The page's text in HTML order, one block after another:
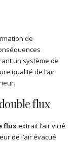
de
un système de
qualité de l’air
flux
fluxextrait l’air vicié
de l’air évacué